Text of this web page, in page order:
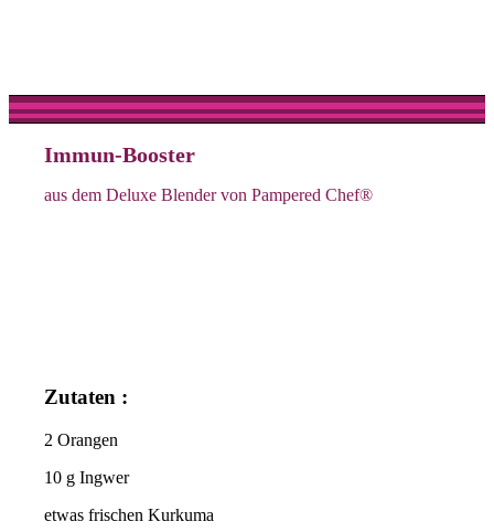
Immun-Booster
aus dem Deluxe Blender von Pampered Chef®
Zutaten :
2 Orangen
10 g Ingwer
etwas frischen Kurkuma